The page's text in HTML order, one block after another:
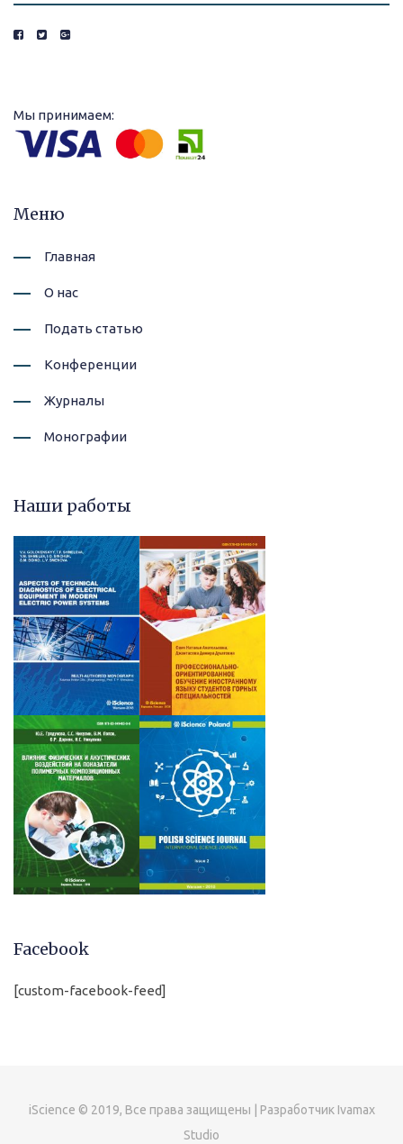
Мы принимаем:
Меню
Главная
О нас
Подать статью
Конференции
Журналы
Монографии
Наши работы
Facebook
[custom-facebook-feed]
iScience © 2019, Все права защищены | Разработчик Ivamax
Studio